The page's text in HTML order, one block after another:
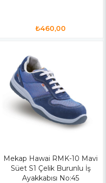
₺460,00
Mekap Hawai RMK-10 Mavi
Süet S1 Çelik Burunlu İş
Ayakkabısı No:45